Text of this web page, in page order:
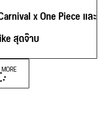
x One Piece และ
สุดจ๊าบ